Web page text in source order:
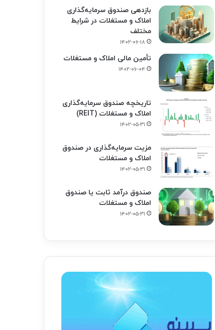
بازدهی صندوق سرمایه‌گذاری
املاک و مستغلات در شرایط
مختلف
۱۴۰۲-۰۶-۱۸
تأمین مالی املاک و مستغلات
۱۴۰۲-۰۶-۰۴
تاریخچه صندوق سرمایه‌گذاری
املاک و مستغلات (REIT)
۱۴۰۲-۰۵-۳۱
مزیت سرمایه‌گذاری در صندوق
املاک و مستغلات
۱۴۰۲-۰۵-۳۱
صندوق درآمد ثابت یا صندوق
املاک و مستغلات
۱۴۰۲-۰۵-۳۱